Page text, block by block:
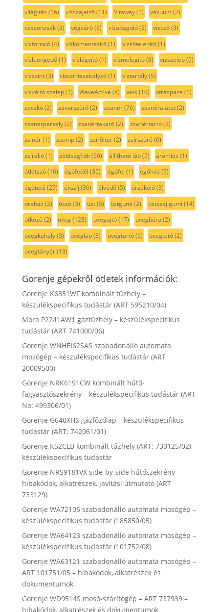
világítás (16) visszajelző(11) Vitaway(1) vákuum(2)
vászonzsák(2) végzáró(3) vízadagoló(2) vízcső(3)
vízforraló(4) vízkőmentesítő(1) vízkőtelenítő(1)
vízleengedő(1) vízlágyító(1) vízmelegítő(8) vízszelep(5)
vízszint(3) vízszintszabályzó(1) víztartály(5)
vízváltó szelep(1) WaveActive (8) wok(10) xtraspace (1)
zacskó(2) zavarszűrő(2) zsanér(76) zsanéralátét(2)
zsanérpersely(2) zsanértakaró(2) zsanértartó(2)
zsinór(1) zsomp(2) zsírfilter(2) zsírszűrő(6)
zsírálló(1) zöldségfiók(50) állítható láb(7) áramlás (1)
átlátszó(16) égőfedél (35) égőfej (1) égőház (9)
égőtető(27) ékszíj (36) élvédő(5) érzékelő(3)
óraház (2) úszó(3) üst(5) üstgumi (2) üstszáj gumi (14)
ütköző(2) üveg(123) üvegajtó(17) üvegbúra (2)
üvegkehely(3) üveglap(3) üvegtartó(6) üvegtető(2)
üvegtányér(13)
Gorenje gépekről ötletek információk:
Gorenje K6351WF kombinált tűzhely –
készülékspecifikus tudástár (ART 595210/04)
Mora P2241AW1 gáztűzhely – készülékspecifikus
tudástár (ART 741000/06)
Gorenje WNHEI62SAS szabadonálló automata
mosógép – készülékspecifikus tudástár (ART
20009500)
Gorenje NRK6191CW kombinált hűtő-
fagyasztószekrény – készülékspecifikus tudástár (ART
No: 499306/01)
Gorenje G640XHS gázfőzőlap – készülékspecifikus
tudástár (ART: 742061/01)
Gorenje K52CLB kombinált tűzhely (ART: 730125/02) –
készülékspecifikus tudástár
Gorenje NRS9181VX side-by-side hűtőszekrény –
hibakódok, alkatrészek, javítási útmutató (ART
733129)
Gorenje WA72105 szabadonálló automata mosógép –
készülékspecifikus tudástár (185850/05)
Gorenje WA64123 szabadonálló automata mosógép –
készülékspecifikus tudástár (101752/08)
Gorenje WA63121 szabadonálló automata mosógép –
ART 101751/05 – hibakódok, alkatrészek és
dokumentumok
Gorenje WD9514S mosó-szárítógép – ART 737939 –
hibakódok, alkatrészek és dokumentumok